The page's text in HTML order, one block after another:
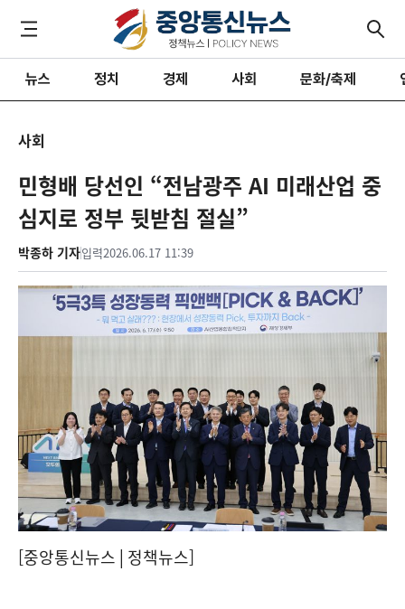
뉴스 정치 경제 사회 문화/축제
사회
민형배 당선인 “전남광주 AI 미래산업 중
심지로 정부 뒷받침 절실”
박종하 기자입력2026.06.17 11:39
[중앙통신뉴스│정책뉴스]